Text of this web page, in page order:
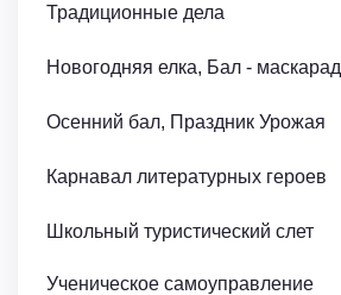
Традиционные дела
Новогодняя елка, Бал - маскарад
Осенний бал, Праздник Урожая
Карнавал литературных героев
Школьный туристический слет
Ученическое самоуправление